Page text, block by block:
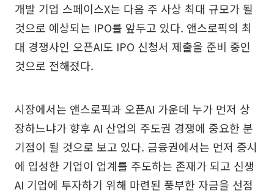
개발 기업 스페이스X는 다음 주 사상 최대 규모가 될
것으로 예상되는 IPO를 앞두고 있다. 앤스로픽의 최
대 경쟁사인 오픈AI도 IPO 신청서 제출을 준비 중인
것으로 전해졌다.
시장에서는 앤스로픽과 오픈AI 가운데 누가 먼저 상
장하느냐가 향후 AI 산업의 주도권 경쟁에 중요한 분
기점이 될 것으로 보고 있다. 금융권에서는 먼저 증시
에 입성한 기업이 업계를 주도하는 존재가 되고 신생
AI 기업에 투자하기 위해 마련된 풍부한 자금을 선점